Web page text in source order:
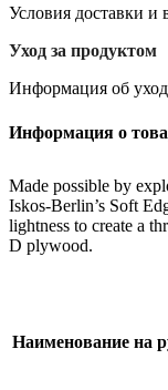
файлов
белая,
2
шт.
Условия доставки и
Уход за продуктом
Информация об
Информация о
Made possible by
Iskos-Berlin’s Soft
lightness to create a
D plywood.
Наименование на